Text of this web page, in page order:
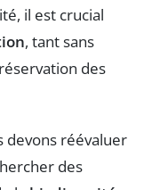
il est crucial
, tant sans
des
devons réévaluer
des